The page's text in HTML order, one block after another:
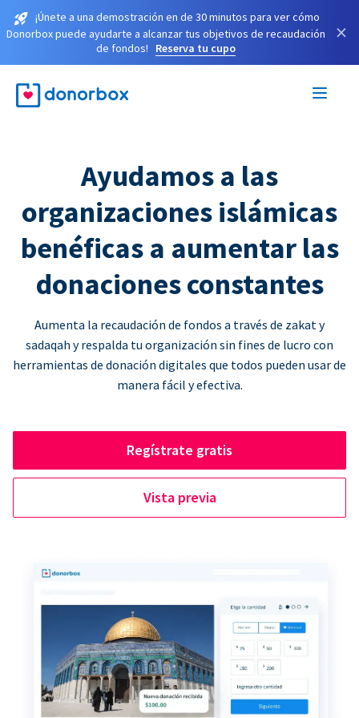
¡Únete a una demostración en de 30 minutos para ver cómo
Donorbox puede ayudarte a alcanzar tus objetivos de recaudación
de fondos!
Reserva tu cupo
×
Ayudamos a las
organizaciones islámicas
benéficas a aumentar las
donaciones constantes
Aumenta la recaudación de fondos a través de zakat y
sadaqah y respalda tu organización sin fines de lucro con
herramientas de donación digitales que todos pueden usar de
manera fácil y efectiva.
Regístrate gratis
Vista previa